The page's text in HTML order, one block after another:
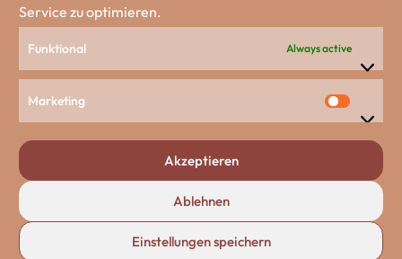
Service zu optimieren.
Funktional Always active
Marketing
Akzeptieren
Ablehnen
Einstellungen speichern
ZU DEN HUNDEN
Unsere Partnerschaften